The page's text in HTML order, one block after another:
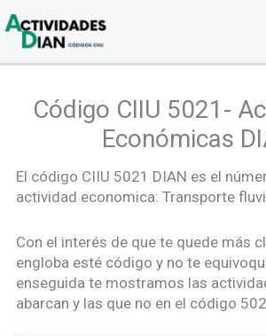
al
contenido
Código CIIU 5021-
Económicas
El código CIIU 5021 DIAN es el
actividad economica: Transporte
Con el interés de que te quede más
engloba esté código y no te
enseguida te mostramos las
abarcan y las que no en el código